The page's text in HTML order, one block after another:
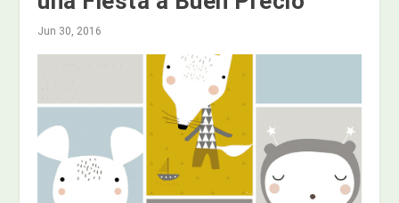
Jun 30, 2016